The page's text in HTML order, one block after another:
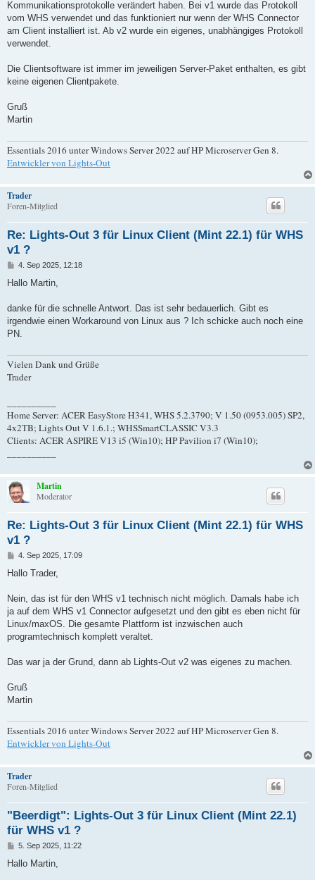
Kommunikationsprotokolle verändert haben. Bei v1 wurde das Protokoll
vom WHS verwendet und das funktioniert nur wenn der WHS Connector
am Client installiert ist. Ab v2 wurde ein eigenes, unabhängiges Protokoll
verwendet.
Die Clientsoftware ist immer im jeweiligen Server-Paket enthalten, es gibt
keine eigenen Clientpakete.
Gruß
Martin
Essentials 2016 unter Windows Server 2022 auf HP Microserver Gen 8.
Entwickler von Lights-Out
Trader
Foren-Mitglied
Re: Lights-Out 3 für Linux Client (Mint 22.1) für WHS
v1 ?
B
i
a
4. Sep 2025, 12:18
Hallo Martin,
danke für die schnelle Antwort. Das ist sehr bedauerlich. Gibt es
irgendwie einen Workaround von Linux aus ? Ich schicke auch noch eine
PN.
Vielen Dank und Grüße
Trader
Home Server: ACER EasyStore H341, WHS 5.2.3790; V 1.50 (0953.005) SP2,
4x2TB; Lights Out V 1.6.1.; WHSSmartCLASSIC V3.3
Clients: ACER ASPIRE V13 i5 (Win10); HP Pavilion i7 (Win10);
Martin
Moderator
Re: Lights-Out 3 für Linux Client (Mint 22.1) für WHS
v1 ?
B
i
a
4. Sep 2025, 17:09
Hallo Trader,
Nein, das ist für den WHS v1 technisch nicht möglich. Damals habe ich
ja auf dem WHS v1 Connector aufgesetzt und den gibt es eben nicht für
Linux/maxOS. Die gesamte Plattform ist inzwischen auch
programtechnisch komplett veraltet.
Das war ja der Grund, dann ab Lights-Out v2 was eigenes zu machen.
Gruß
Martin
Essentials 2016 unter Windows Server 2022 auf HP Microserver Gen 8.
Entwickler von Lights-Out
Trader
Foren-Mitglied
"Beerdigt": Lights-Out 3 für Linux Client (Mint 22.1)
für WHS v1 ?
B
i
5. Sep 2025, 11:22
Hallo Martin,